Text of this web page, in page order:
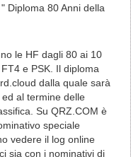
Diploma 80 Anni della
le HF dagli 80 ai 10
e PSK. Il diploma
dalla quale sarà
al termine delle
Su QRZ.COM è
speciale
vedere il log online
sia con i nominativi di